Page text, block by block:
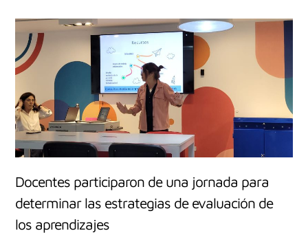
Docentes participaron de una jornada para
determinar las estrategias de evaluación de
los aprendizajes